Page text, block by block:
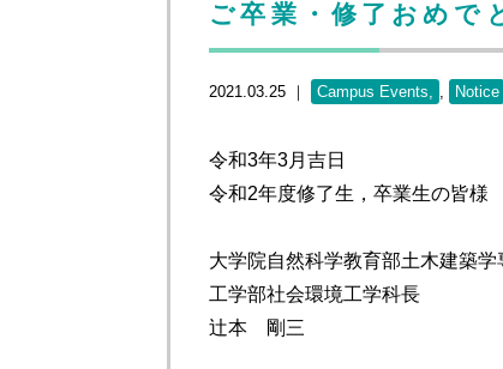
ご卒業・修了おめで
2021.03.25 ｜ Campus Events , Notice
令和3年3月吉日
令和2年度修了生，卒業生の皆様
大学院自然科学教育部土木建築
工学部社会環境工学科長
辻本 剛三